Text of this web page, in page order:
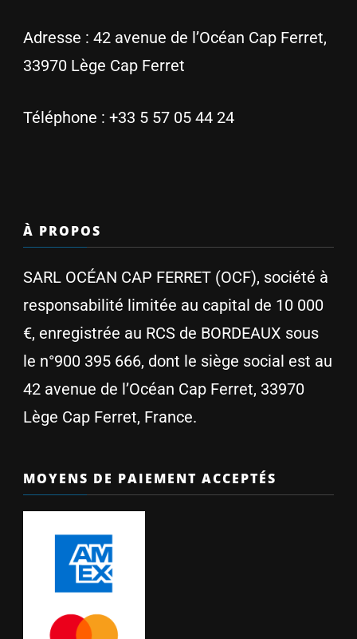
Adresse : 42 avenue de l’Océan Cap Ferret,
33970 Lège Cap Ferret
Téléphone : +33 5 57 05 44 24
À PROPOS
SARL OCÉAN CAP FERRET (OCF), société à
responsabilité limitée au capital de 10 000
€, enregistrée au RCS de BORDEAUX sous
le n°900 395 666, dont le siège social est au
42 avenue de l’Océan Cap Ferret, 33970
Lège Cap Ferret, France.
MOYENS DE PAIEMENT ACCEPTÉS